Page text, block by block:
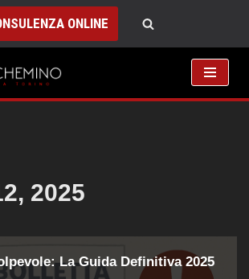
ONLINE
2025
La Guida Definitiva 2025